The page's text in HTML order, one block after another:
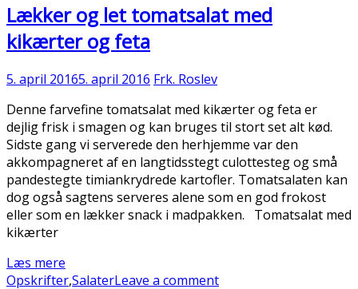
Lækker og let tomatsalat med
kikærter og feta
5. april 20165. april 2016 Frk. Roslev
Denne farvefine tomatsalat med kikærter og feta er
dejlig frisk i smagen og kan bruges til stort set alt kød.
Sidste gang vi serverede den herhjemme var den
akkompagneret af en langtidsstegt culottesteg og små
pandestegte timiankrydrede kartofler. Tomatsalaten kan
dog også sagtens serveres alene som en god frokost
eller som en lækker snack i madpakken. Tomatsalat med
kikærter
Læs mere
Opskrifter,SalaterLeave a comment